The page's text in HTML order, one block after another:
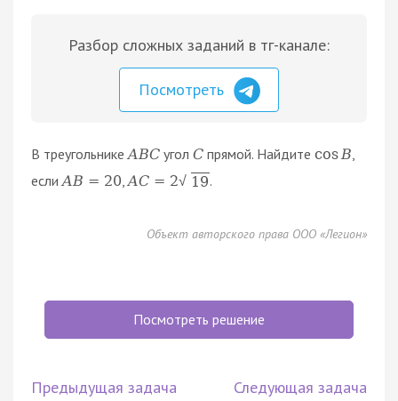
Разбор сложных заданий в тг-канале:
Посмотреть
В треугольнике ABC угол C прямой. Найдите cos B
если AB = 20 ,AC = 2√ 19.
Объект авторского права ООО «Легион»
Посмотреть решение
Предыдущая задача Следующая задача